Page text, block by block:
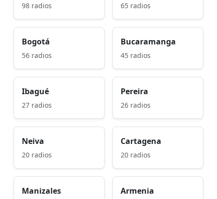
98 radios 65 radios
Bogotá
56 radios
Bucaramanga
45 radios
Ibagué
27 radios
Pereira
26 radios
Neiva
20 radios
Cartagena
20 radios
Manizales Armenia